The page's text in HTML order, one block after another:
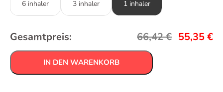
6 inhaler 3 inhaler 1 inhaler
Gesamtpreis: 66,42€ 55,35€
IN DEN WARENKORB